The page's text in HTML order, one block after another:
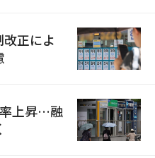
正によ
上昇…融